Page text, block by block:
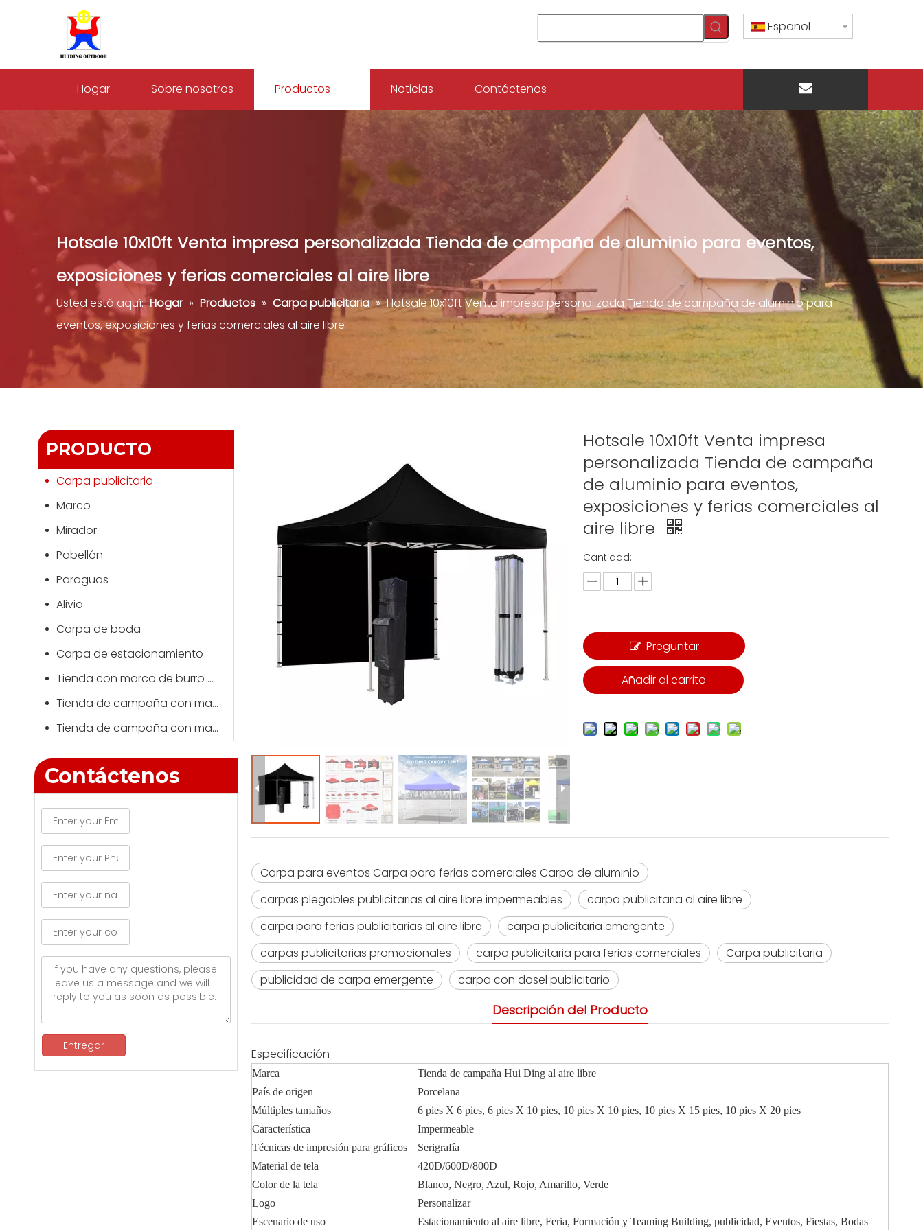
Español
Hogar Sobre nosotros Productos Noticias Contáctenos
CONTÁCTENOS
Hotsale 10x10ft Venta impresa personalizada Tienda de campaña de aluminio para eventos,
exposiciones y ferias comerciales al aire libre
Usted está aquí: Hogar » Productos » Carpa publicitaria » Hotsale 10x10ft Venta impresa personalizada Tienda de campaña de aluminio para
eventos, exposiciones y ferias comerciales al aire libre
PRODUCTO
Carpa publicitaria
Marco
Mirador
Pabellón
Paraguas
Alivio
Carpa de boda
Carpa de estacionamiento
Tienda con marco de burro de Kong
Tienda de campaña con marco automático
Tienda de campaña con marco negro
Contáctenos
Entregar
Hotsale 10x10ft Venta impresa
personalizada Tienda de campaña
de aluminio para eventos,
exposiciones y ferias comerciales al
aire libre
Cantidad:
Preguntar
Añadir al carrito
Carpa para eventos Carpa para ferias comerciales Carpa de aluminio
carpas plegables publicitarias al aire libre impermeables
carpa publicitaria al aire libre
carpa para ferias publicitarias al aire libre
carpa publicitaria emergente
carpas publicitarias promocionales
carpa publicitaria para ferias comerciales
Carpa publicitaria
publicidad de carpa emergente
carpa con dosel publicitario
Descripción del Producto
Especificación
Marca
Tienda de campaña Hui Ding al aire libre
País de origen
Porcelana
Múltiples tamaños
6 pies X 6 pies, 6 pies X 10 pies, 10 pies X 10 pies, 10 pies X 15 pies, 10 pies X 20 pies
Característica
Impermeable
Técnicas de impresión para gráficos
Serigrafía
Material de tela
420D/600D/800D
Color de la tela
Blanco, Negro, Azul, Rojo, Amarillo, Verde
Logo
Personalizar
Escenario de uso
Estacionamiento al aire libre, Feria, Formación y Teaming Building, publicidad, Eventos, Fiestas, Bodas